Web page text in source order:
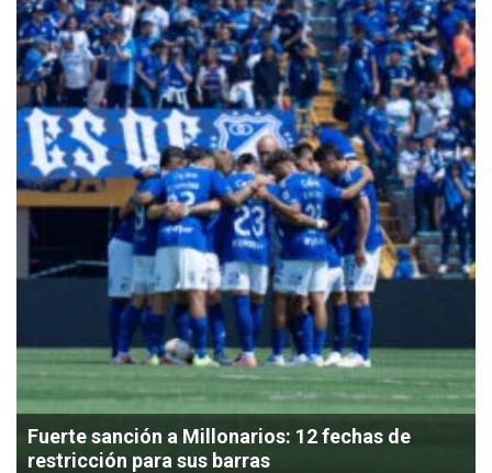
Fuerte sanción a Millonarios: 12 fechas de
restricción para sus barras